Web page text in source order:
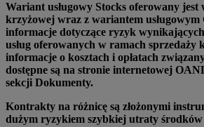
Wariant usługowy Stocks oferowany jest
krzyżowej wraz z wariantem usługowym
informacje dotyczące ryzyk wynikających
usług oferowanych w ramach sprzedaży
informacje o kosztach i opłatach
dostępne są na stronie internetowej
sekcji Dokumenty.
Kontrakty na różnicę są złożonymi
dużym ryzykiem szybkiej utraty środków